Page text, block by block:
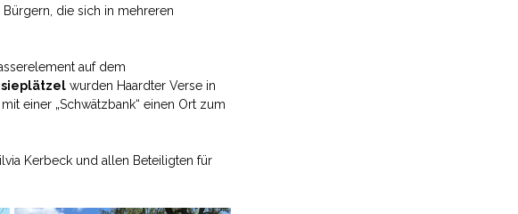
die sich in mehreren
auf dem
wurden Haardter Verse in
einer „Schwätzbank“ einen Ort zum
Kerbeck und allen Beteiligten für